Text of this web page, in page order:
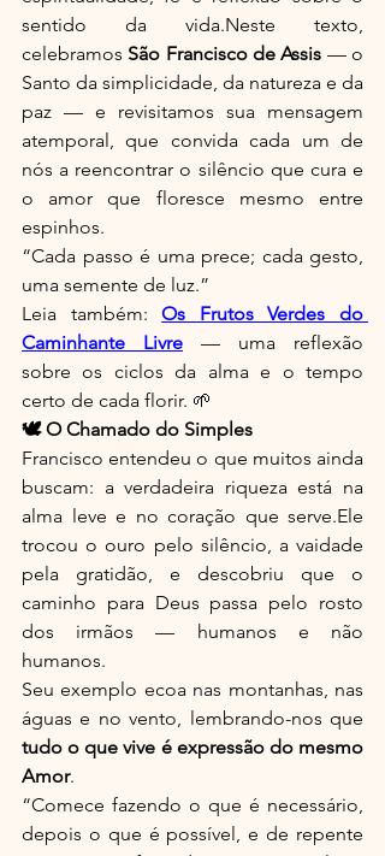
sentido da vida.Neste texto,
celebramos São Francisco de Assis — o
Santo da simplicidade, da natureza e da
paz — e revisitamos sua mensagem
atemporal, que convida cada um de
nós a reencontrar o silêncio que cura e
o amor que floresce mesmo entre
espinhos.
“Cada passo é uma prece; cada gesto,
uma semente de luz.”
Leia também: Os Frutos Verdes do
Caminhante Livre — uma reflexão
sobre os ciclos da alma e o tempo
certo de cada florir. 🌱
🕊️ O Chamado do Simples
Francisco entendeu o que muitos ainda
buscam: a verdadeira riqueza está na
alma leve e no coração que serve.Ele
trocou o ouro pelo silêncio, a vaidade
pela gratidão, e descobriu que o
caminho para Deus passa pelo rosto
dos irmãos — humanos e não
humanos.
Seu exemplo ecoa nas montanhas, nas
tudo o que vive é expressão do mesmo
Amor.
“Comece fazendo o que é necessário,
depois o que é possível, e de repente